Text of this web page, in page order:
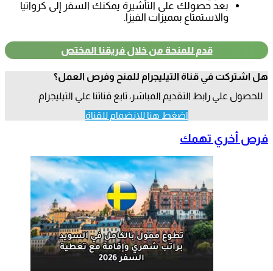
بعد حصولك على التأشيرة يمكنك السفر إلى كرواتيا
والاستمتاع بمميزات الفيزا.
قدم للمنحة من خلال فريقنا المختص
هل اشتركت في قناة التيليجرام للمنح وفرص العمل؟
للحصول علي رابط التقديم المباشر، تابع قناتنا علي التيليجرام
اضغط هنا للانضمام للقناة
فرص أخري تهمك